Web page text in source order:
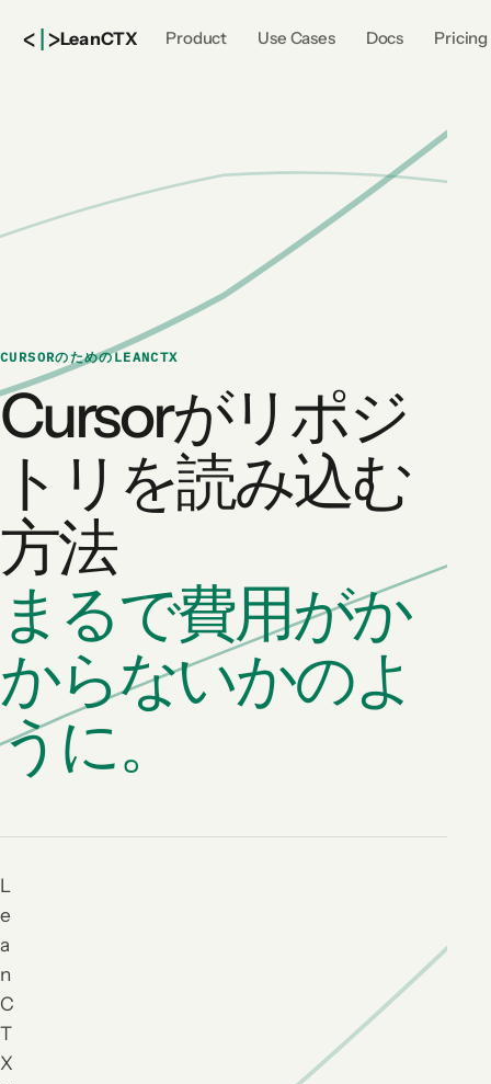
<|>LeanCTX Product Use Cases Docs Pricing
CURSORのためのLEANCTX
Cursorがリポジ
トリを読み込む
方法
まるで費用がか
からないかのよ
うに。
L
e
a
n
C
T
X